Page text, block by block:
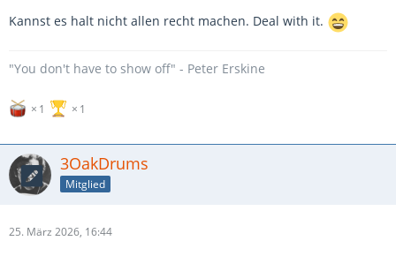
Kannst es halt nicht allen recht machen. Deal with it.
"You don't have to show off" - Peter Erskine
1 1
3OakDrums
Mitglied
25. März 2026, 16:44